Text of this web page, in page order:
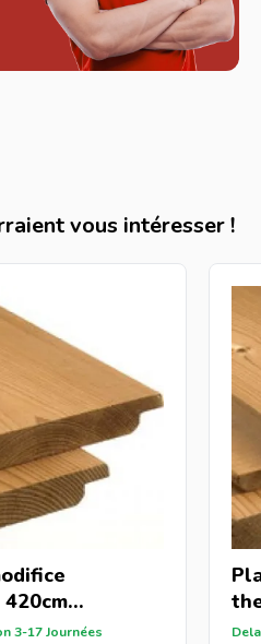
vous intéresser !
3-17 Journées